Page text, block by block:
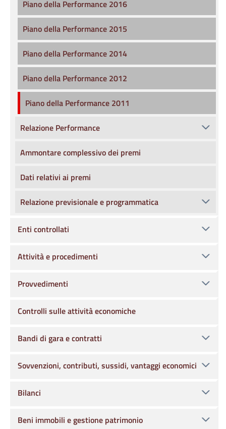
Piano della Performance 2016
Piano della Performance 2015
Piano della Performance 2014
Piano della Performance 2012
Piano della Performance 2011
Relazione Performance
Ammontare complessivo dei premi
Dati relativi ai premi
Relazione previsionale e programmatica
Enti controllati
Attività e procedimenti
Provvedimenti
Controlli sulle attività economiche
Bandi di gara e contratti
Sovvenzioni, contributi, sussidi, vantaggi economici
Bilanci
Beni immobili e gestione patrimonio